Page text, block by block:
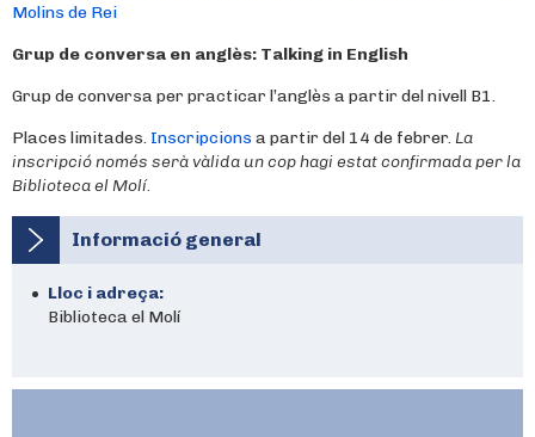
Molins de Rei
Grup de conversa en anglès: Talking in English
Grup de conversa per practicar l’anglès a partir del nivell B1.
Places limitades. Inscripcions a partir del 14 de febrer.La
inscripció només serà vàlida un cop hagi estat confirmada per la
Biblioteca el Molí.
Informació general
Lloc i adreça:
Biblioteca el Molí